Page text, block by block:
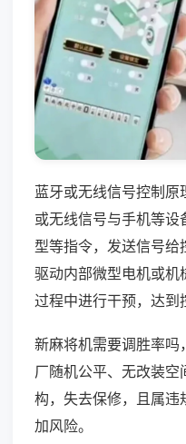
蓝牙或无线信号控制
或无线信号与手机等
型等指令，发送信号
驱动内部微型电机或机
过程中进行干预，达到
新麻将机需要调胜率吗
厂随机公平、无改装
构，失去保修，且属违
加风险。